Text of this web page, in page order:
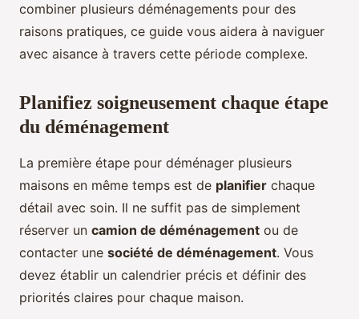
combiner plusieurs déménagements pour des
raisons pratiques, ce guide vous aidera à naviguer
avec aisance à travers cette période complexe.
Planifiez soigneusement chaque étape
du déménagement
La première étape pour déménager plusieurs
maisons en même temps est de planifier chaque
détail avec soin. Il ne suffit pas de simplement
réserver un camion de déménagement ou de
contacter une société de déménagement. Vous
devez établir un calendrier précis et définir des
priorités claires pour chaque maison.